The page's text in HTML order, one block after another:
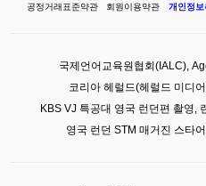
공정거래표준약관 회원이용약관 개인정보
국제언어교육원협회(IALC),
코리아 헤럴드(헤럴드 미디
KBS VJ 특공대 영국 런던편 촬영,
영국 런던 STM 매거진 스타